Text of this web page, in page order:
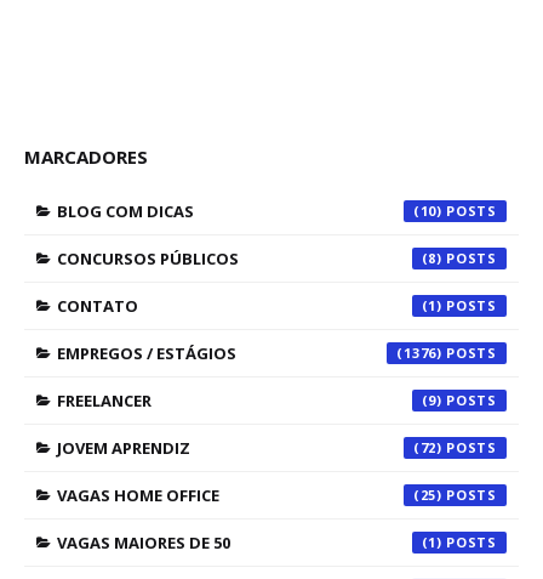
MARCADORES
BLOG COM DICAS (10)
CONCURSOS PÚBLICOS (8)
CONTATO (1)
EMPREGOS / ESTÁGIOS (1376)
FREELANCER (9)
JOVEM APRENDIZ (72)
VAGAS HOME OFFICE (25)
VAGAS MAIORES DE 50 (1)